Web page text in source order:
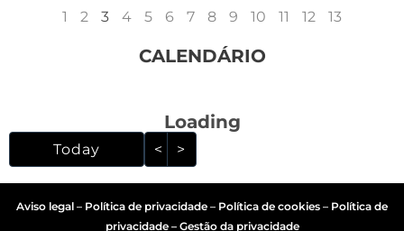
1 2 3 4 5 6 7 8 9 10 11 12 13
CALENDÁRIO
Loading - current view
Loading
Today < >
Aviso legal – Política de privacidade – Política de cookies – Política de
privacidade – Gestão da privacidade